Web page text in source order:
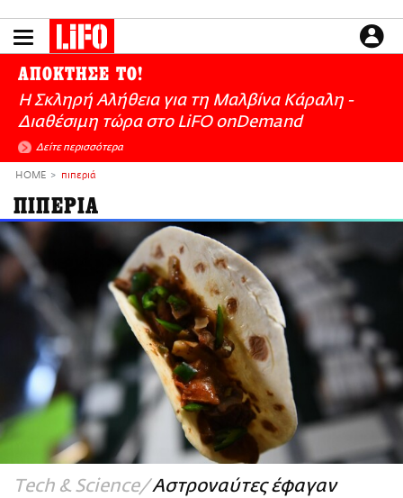
το
LIFO SHOP
NEWSLETTER
ΜΙΚΡΟΠΡΑΓΜΑΤΑ
THE GOOD LIFO
LIFOLAND
CITY GUIDE
ΑΜΠΑ
PRINT
ΕΙΔΗΣΕΙΣ
CULTURE
ΑΠΟΨΕΙΣ
ΤΡΟΠΟΣ ΖΩΗΣ
PODCASTS
Plus
ΑΠΟΚΤΗΣΕ ΤΟ!
Η Σκληρή Αλήθεια για τη Μαλβίνα Κάραλη -
Διαθέσιμη τώρα στo LiFO onDemand
Δείτε περισσότερα
HOME πιπεριά
ΠΙΠΕΡΙΑ
Τech & Science Αστροναύτες έφαγαν